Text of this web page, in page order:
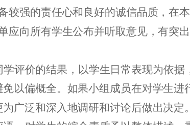
较强的责任心和良好的诚信品质，在
向所有学生公布并听取意见，有突出
评价的结果，以学生日常表现为依据
以偏概全。如果小组成员在对学生进
广泛和深入地调研和讨论后做出决定。